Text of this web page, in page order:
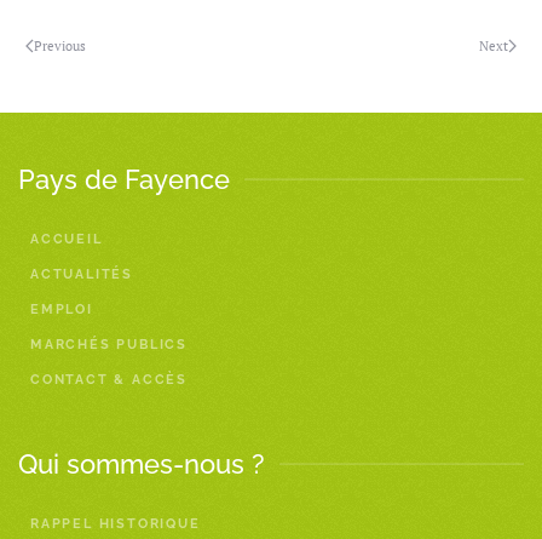
Previous Next
Pays de Fayence
ACCUEIL
ACTUALITÉS
EMPLOI
MARCHÉS PUBLICS
CONTACT & ACCÈS
Qui sommes-nous ?
RAPPEL HISTORIQUE